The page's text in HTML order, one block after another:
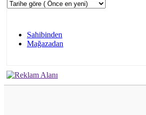
Sahibinden
Mağazadan